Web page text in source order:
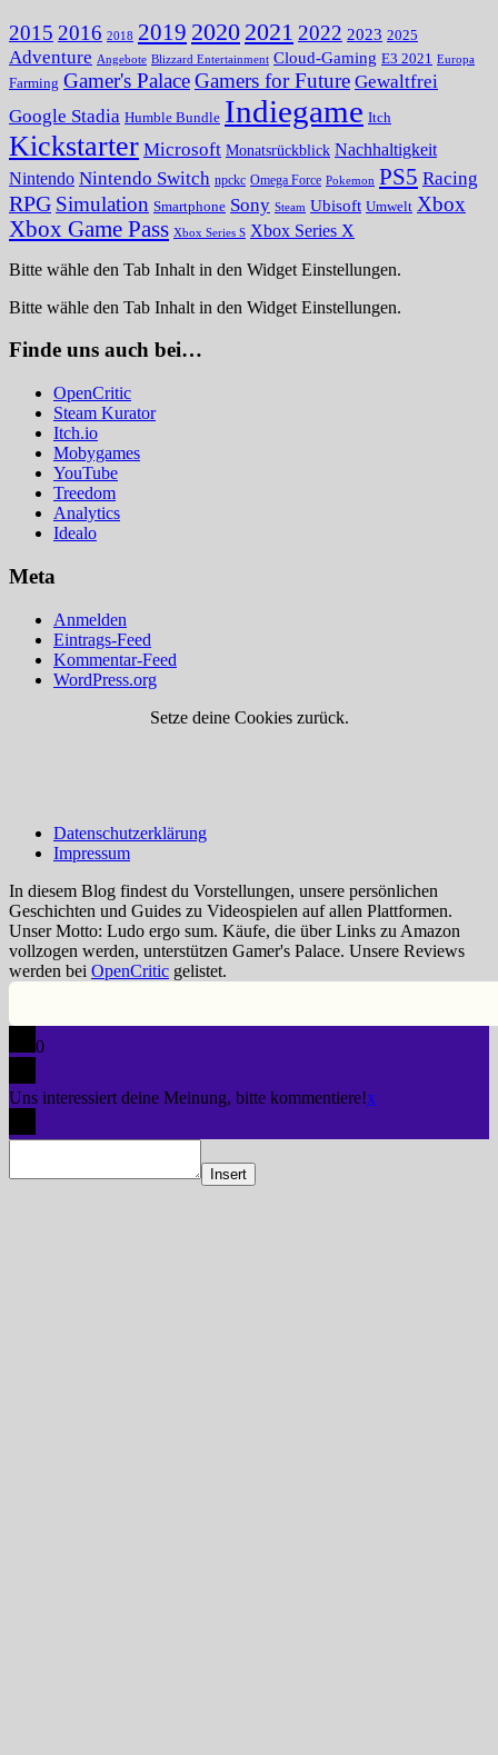
2015 2016 2018 2019 2020 2021 2022 2023 2025
Adventure Angebote Blizzard Entertainment Cloud-Gaming E3 2021 Europa
Farming Gamer's PalaceGamers for Future Gewaltfrei
Google Stadia Humble Bundle Indiegame Itch
Kickstarter Microsoft Monatsrückblick Nachhaltigkeit
Nintendo Nintendo Switch npckc Omega Force Pokemon PS5 Racing
RPG Simulation Smartphone Sony Steam Ubisoft Umwelt Xbox
Xbox Game Pass Xbox Series S Xbox Series X
Bitte wähle den Tab Inhalt in den Widget Einstellungen.
Bitte wähle den Tab Inhalt in den Widget Einstellungen.
Finde uns auch bei…
OpenCritic
Steam Kurator
Itch.io
Mobygames
YouTube
Treedom
Analytics
Idealo
Meta
Anmelden
Eintrags-Feed
Kommentar-Feed
WordPress.org
Setze deine Cookies zurück.
Datenschutzerklärung
Impressum
In diesem Blog findest du Vorstellungen, unsere persönlichen
Geschichten und Guides zu Videospielen auf allen Plattformen.
Unser Motto: Ludo ergo sum. Käufe, die über Links zu Amazon
vollzogen werden, unterstützen Gamer's Palace. Unsere Reviews
werden bei OpenCritic gelistet.
0
Uns interessiert deine Meinung, bitte kommentiere!x
Insert